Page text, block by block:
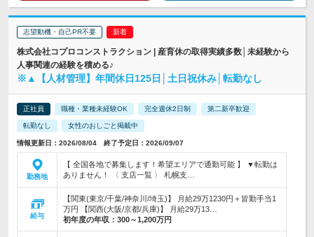
志望動機・自己PR不要
株式会社コプロコンストラクション | 産育休の取得実績多数│未経験から
人事関連の経験を積める♪
※▲【人材管理】年間休日125日│土日祝休み│転勤なし
正社員 職種・業種未経験OK 完全週休2日制 第二新卒歓迎
転勤なし 女性のおしごと掲載中
情報更新日：2026/08/04 終了予定日：2026/09/07
勤務地
【 全国各地で募集します！希望エリアで通勤可能 】 ▼転勤は
ありません！ 〈 支店一覧 〉 札幌支…
給与
【関東(東京/千葉/神奈川/埼玉)】 月給29万1230円＋皆勤手当1
万円 【関西(大阪/京都/兵庫)】 月給29万13…
初年度の年収： 300～1,200万円